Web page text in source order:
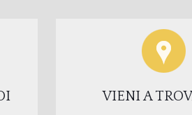
VIENI A